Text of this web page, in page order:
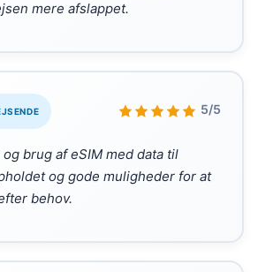
mere afslappet.
5/5
brug af eSIM med data til
og gode muligheder for at
behov.